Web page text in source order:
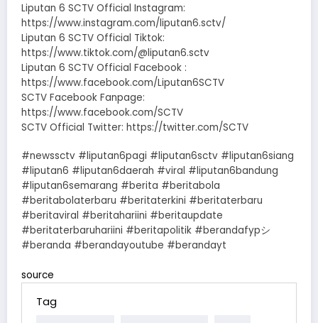
Liputan 6 SCTV Official Instagram:
https://www.instagram.com/liputan6.sctv/
Liputan 6 SCTV Official Tiktok:
https://www.tiktok.com/@liputan6.sctv
Liputan 6 SCTV Official Facebook :
https://www.facebook.com/Liputan6SCTV
SCTV Facebook Fanpage:
https://www.facebook.com/SCTV
SCTV Official Twitter: https://twitter.com/SCTV
#newssctv #liputan6pagi #liputan6sctv #liputan6siang
#liputan6 #liputan6daerah #viral #liputan6bandung
#liputan6semarang #berita #beritabola
#beritabolaterbaru #beritaterkini #beritaterbaru
#beritaviral #beritahariini #beritaupdate
#beritaterbaruhariini #beritapolitik #berandafypシ
#beranda #berandayoutube #berandayt
source
Tag